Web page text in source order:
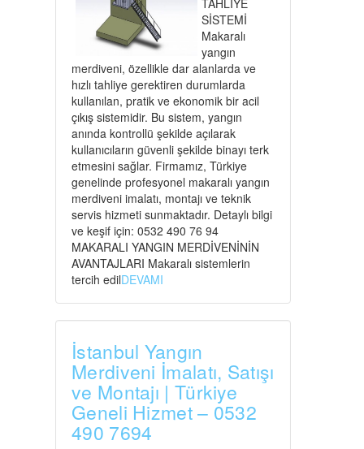
SİSTEMİ
Makaralı
yangın
merdiveni, özellikle dar alanlarda ve
hızlı tahliye gerektiren durumlarda
kullanılan, pratik ve ekonomik bir acil
çıkış sistemidir. Bu sistem, yangın
anında kontrollü şekilde açılarak
kullanıcıların güvenli şekilde binayı terk
etmesini sağlar. Firmamız, Türkiye
genelinde profesyonel makaralı yangın
merdiveni imalatı, montajı ve teknik
servis hizmeti sunmaktadır. Detaylı bilgi
ve keşif için: 0532 490 76 94
MAKARALI YANGIN MERDİVENİNİN
AVANTAJLARI Makaralı sistemlerin
tercih edilDEVAMI
İstanbul Yangın
Merdiveni İmalatı, Satışı
ve Montajı | Türkiye
Geneli Hizmet – 0532
490 7694